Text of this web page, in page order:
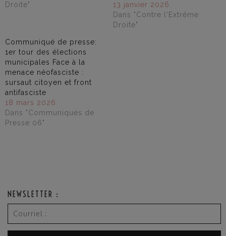
Droite"
13 janvier 2026
Dans "Contre l'Extrême
Droite"
Communiqué de presse:
1er tour des élections
municipales Face à la
menace néofasciste :
sursaut citoyen et front
antifasciste
18 mars 2026
Dans "Communiqués de
Presse 06"
NEWSLETTER :